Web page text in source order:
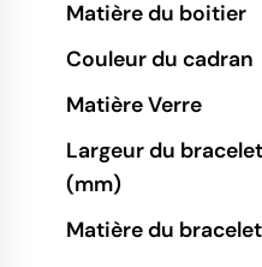
Matière du boitier
Couleur du cadran
Matière Verre
Largeur du bracelet
(mm)
Matière du bracelet